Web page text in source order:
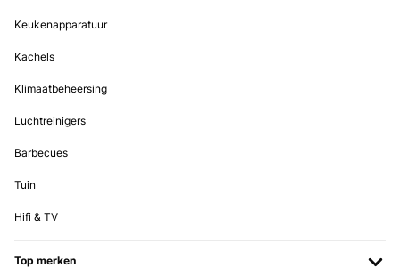
Keukenapparatuur
Kachels
Klimaatbeheersing
Luchtreinigers
Barbecues
Tuin
Hifi & TV
Top merken